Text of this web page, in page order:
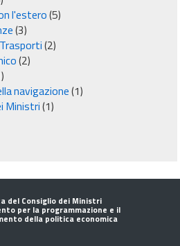
l'estero(5)
(3)
(2)
(2)
navigazione(1)
Ministri(1)
del Consiglio dei Ministri
per la programmazione e il
della politica economica